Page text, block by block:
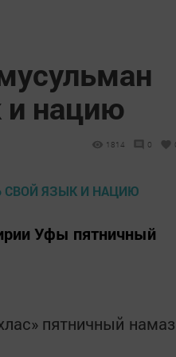
и нацию
1814 0
Уфы пятничный
пятничный